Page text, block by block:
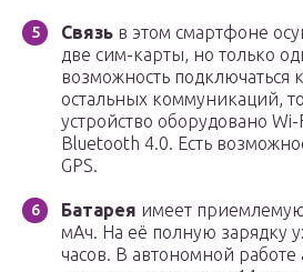
Связь в этом смартфоне
две сим-карты, но только
возможность подключаться к
остальных коммуникаций,
устройство оборудовано
Bluetooth 4.0. Есть
GPS.
Батарея имеет
мАч. На её полную зарядку
часов. В автономной